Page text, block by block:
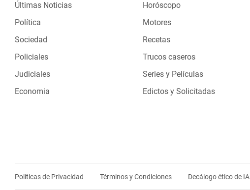
Últimas Noticias
Política
Sociedad
Policiales
Judiciales
Economia
Horóscopo
Motores
Recetas
Trucos caseros
Series y Películas
Edictos y Solicitadas
Políticas de Privacidad Términos y Condiciones Decálogo ético de IA